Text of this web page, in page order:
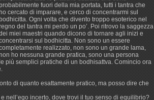
fuori della mia portata, tutti i tantra che
ho cercato di imparare, e cerco di concentrarmi sul
bodhicitta. Ogni volta che divento troppo esoterico nel
del tantra mi perdo un po’. Poi ritrovo la saggezza
miei maestri quando dicono di tornare agli inizi e
sul bodhicitta. Non sono un essere
realizzato, non sono un grande lama,
ho nessuna grande pratica, sono una persona
più semplici pratiche di un bodhisattva. Comincio ora
di quanto esattamente pratico, ma posso dire che
nell’ego incerto, dove trovi il tuo senso di equilibrio?